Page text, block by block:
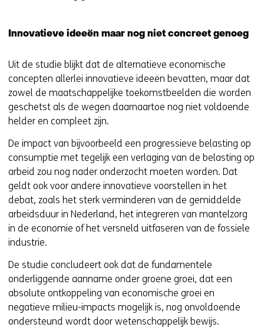
Innovatieve ideeën maar nog niet concreet genoeg
Uit de studie blijkt dat de alternatieve economische
concepten allerlei innovatieve ideeën bevatten, maar dat
zowel de maatschappelijke toekomstbeelden die worden
geschetst als de wegen daarnaartoe nog niet voldoende
helder en compleet zijn.
De impact van bijvoorbeeld een progressieve belasting op
consumptie met tegelijk een verlaging van de belasting op
arbeid zou nog nader onderzocht moeten worden. Dat
geldt ook voor andere innovatieve voorstellen in het
debat, zoals het sterk verminderen van de gemiddelde
arbeidsduur in Nederland, het integreren van mantelzorg
in de economie of het versneld uitfaseren van de fossiele
industrie.
De studie concludeert ook dat de fundamentele
onderliggende aanname onder groene groei, dat een
absolute ontkoppeling van economische groei en
negatieve milieu-impacts mogelijk is, nog onvoldoende
ondersteund wordt door wetenschappelijk bewijs.